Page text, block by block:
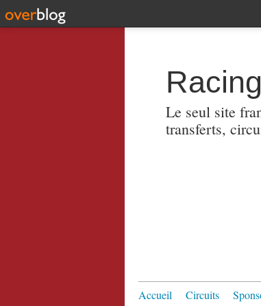
Le seul site
transferts,
Accueil Circuits